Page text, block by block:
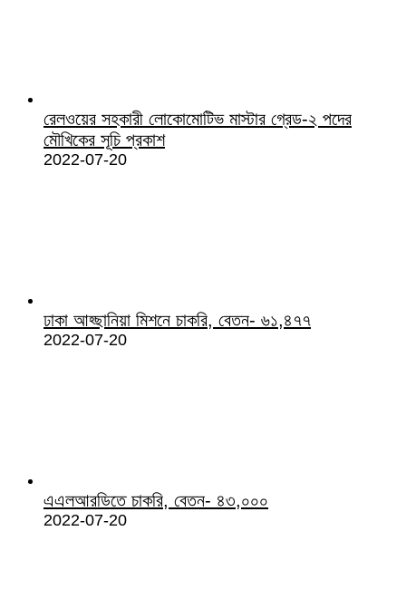
রেলওয়ের সহকারী লোকোমোটিভ মাস্টার গ্রেড-২ পদের
মৌখিকের সূচি প্রকাশ
2022-07-20
ঢাকা আহ্ছানিয়া মিশনে চাকরি, বেতন- ৬১,৪৭৭
2022-07-20
এএলআরডিতে চাকরি, বেতন- ৪৩,০০০
2022-07-20